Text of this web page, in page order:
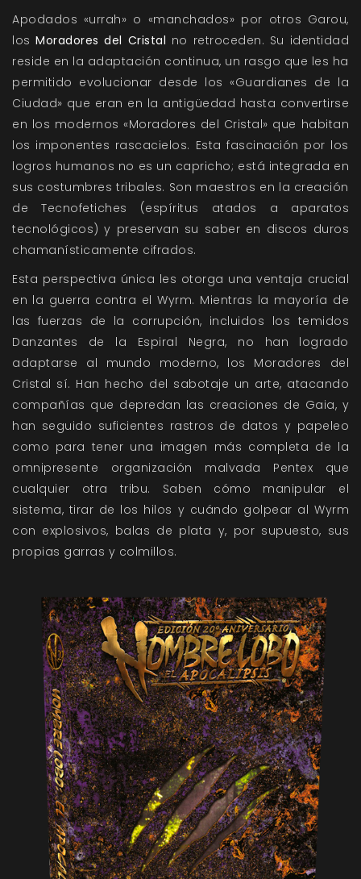
Apodados «urrah» o «manchados» por otros Garou,
losMoradores del Cristal no retroceden. Su identidad
reside en la adaptación continua, un rasgo que les ha
permitido evolucionar desde los «Guardianes de la
Ciudad» que eran en la antigüedad hasta convertirse
en los modernos «Moradores del Cristal» que habitan
los imponentes rascacielos. Esta fascinación por los
logros humanos no es un capricho; está integrada en
sus costumbres tribales. Son maestros en la creación
de Tecnofetiches (espíritus atados a aparatos
tecnológicos) y preservan su saber en discos duros
chamanísticamente cifrados.
Esta perspectiva única les otorga una ventaja crucial
en la guerra contra el Wyrm. Mientras la mayoría de
las fuerzas de la corrupción, incluidos los temidos
Danzantes de la Espiral Negra, no han logrado
adaptarse al mundo moderno, los Moradores del
Cristal sí. Han hecho del sabotaje un arte, atacando
compañías que depredan las creaciones de Gaia, y
han seguido suficientes rastros de datos y papeleo
como para tener una imagen más completa de la
omnipresente organización malvada Pentex que
cualquier otra tribu. Saben cómo manipular el
sistema, tirar de los hilos y cuándo golpear al Wyrm
con explosivos, balas de plata y, por supuesto, sus
propias garras y colmillos.